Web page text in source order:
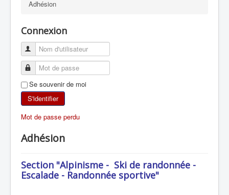
TOUT SUR LE GUMS
ESCALADE
ALPINISME
SKI DE RANDONNÉE
RANDONNÉE SPORTIVE
Adhésion
Connexion
Se souvenir de moi
S'identifier
Mot de passe perdu
Adhésion
Section "Alpinisme - Ski de randonnée -
Escalade - Randonnée sportive"